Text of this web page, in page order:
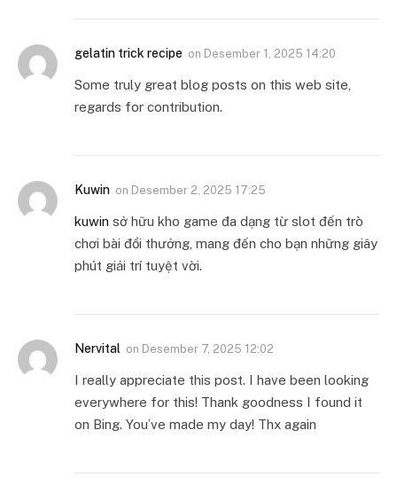
gelatin trick recipe on Desember 1, 2025 14:20
Some truly great blog posts on this web site,
regards for contribution.
Kuwin on Desember 2, 2025 17:25
kuwin sở hữu kho game đa dạng từ slot đến trò
chơi bài đổi thưởng, mang đến cho bạn những giây
phút giải trí tuyệt vời.
Nervital on Desember 7, 2025 12:02
I really appreciate this post. I have been looking
everywhere for this! Thank goodness I found it
on Bing. You’ve made my day! Thx again